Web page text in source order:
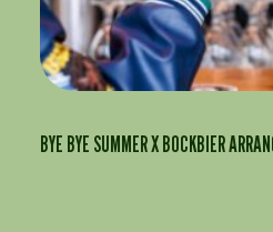
BYE BYE SUMMER X BOCKBIER